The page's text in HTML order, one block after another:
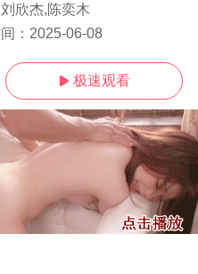
刘欣杰,陈奕木
： 2025-06-08
 极速观看